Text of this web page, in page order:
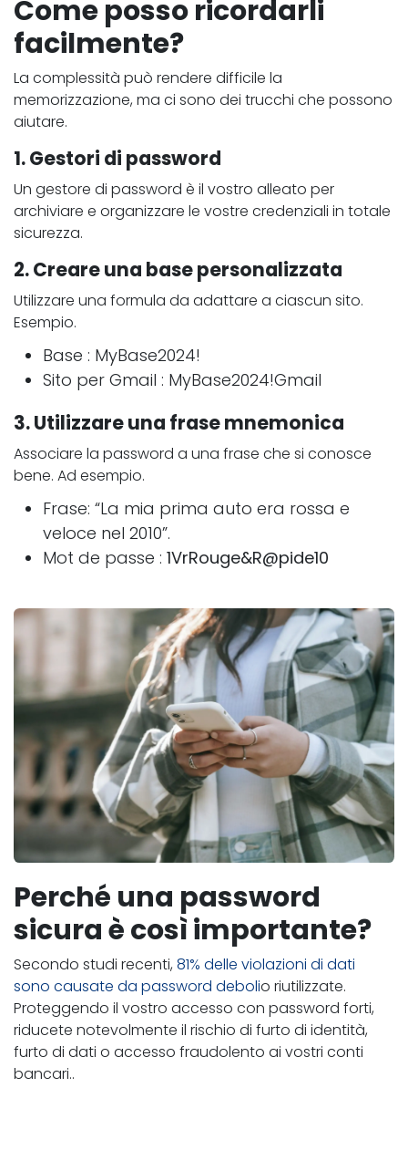
Come posso ricordarli
facilmente?
La complessità può rendere difficile la
memorizzazione, ma ci sono dei trucchi che possono
aiutare.
1. Gestori di password
Un gestore di password è il vostro alleato per
archiviare e organizzare le vostre credenziali in totale
sicurezza.
2. Creare una base personalizzata
Utilizzare una formula da adattare a ciascun sito.
Esempio.
Base : MyBase2024!
Sito per Gmail : MyBase2024!Gmail
3. Utilizzare una frase mnemonica
Associare la password a una frase che si conosce
bene. Ad esempio.
Frase: “La mia prima auto era rossa e
veloce nel 2010”.
Mot de passe : 1VrRouge&R@pide10
Perché una password
sicura è così importante?
Secondo studi recenti, 81% delle violazioni di dati
sono causate da password debolio riutilizzate.
Proteggendo il vostro accesso con password forti,
riducete notevolmente il rischio di furto di identità,
furto di dati o accesso fraudolento ai vostri conti
bancari..